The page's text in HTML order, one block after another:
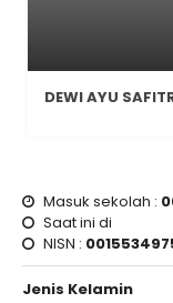
DEWI AYU
Masuk sekolah :
Saat ini di
NISN :
Jenis Kelamin